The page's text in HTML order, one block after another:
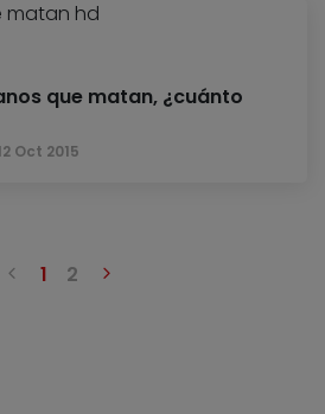
que matan, ¿cuánto
Oct 2015
Anterior
1 2